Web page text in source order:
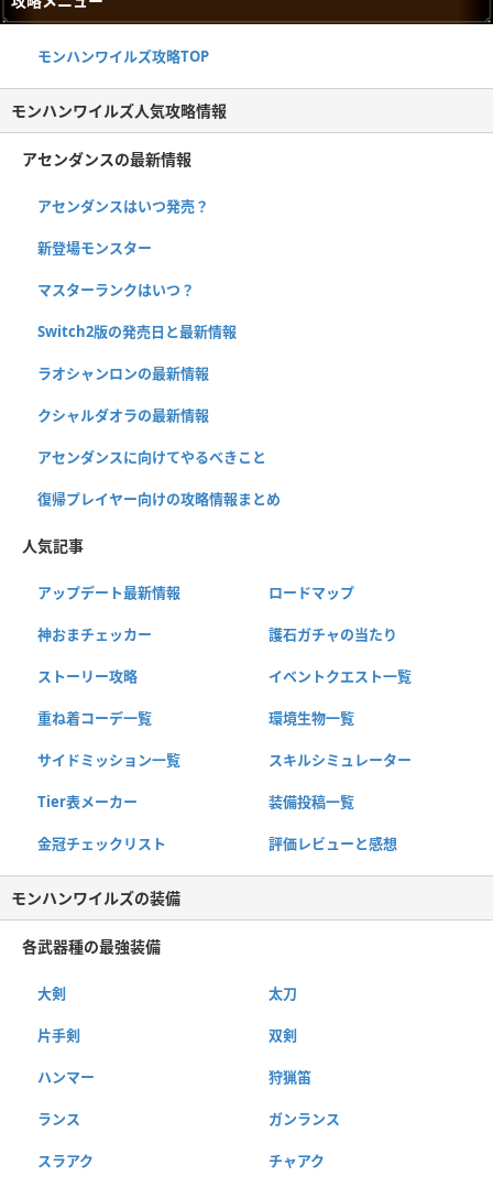
モンハンワイルズ攻略TOP
モンハンワイルズ人気攻略情報
アセンダンスの最新情報
アセンダンスはいつ発売？
新登場モンスター
マスターランクはいつ？
Switch2版の発売日と最新情報
ラオシャンロンの最新情報
クシャルダオラの最新情報
アセンダンスに向けてやるべきこと
復帰プレイヤー向けの攻略情報まとめ
人気記事
アップデート最新情報 ロードマップ
神おまチェッカー 護石ガチャの当たり
ストーリー攻略 イベントクエスト一覧
重ね着コーデ一覧 環境生物一覧
サイドミッション一覧 スキルシミュレーター
Tier表メーカー 装備投稿一覧
金冠チェックリスト 評価レビューと感想
モンハンワイルズの装備
各武器種の最強装備
大剣 太刀
片手剣 双剣
ハンマー 狩猟笛
ランス ガンランス
スラアク チャアク